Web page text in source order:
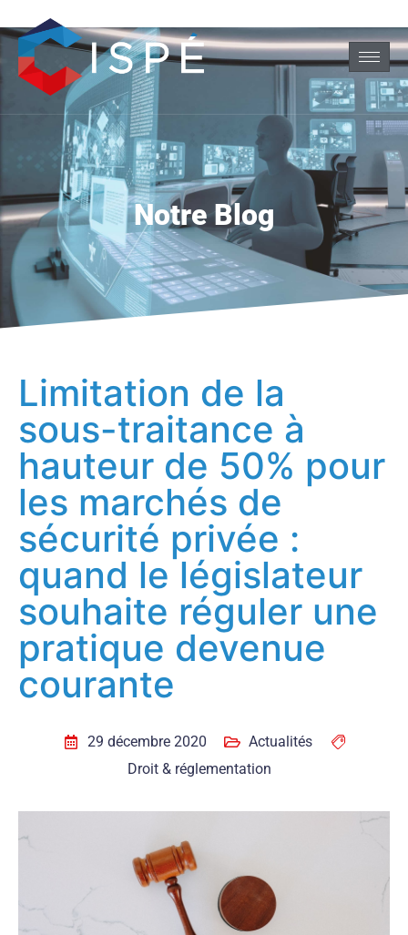
Notre Blog
Limitation de la
sous-traitance à
hauteur de 50% pour
les marchés de
sécurité privée :
quand le législateur
souhaite réguler une
pratique devenue
courante
29 décembre 2020
Actualités
Droit & réglementation